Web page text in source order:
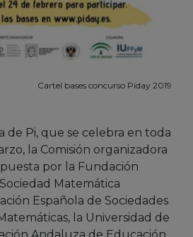
Cartel bases concurso Piday 2019
de Pi, que se celebra en toda
la Comisión organizadora
por la Fundación
Matemática
Española de Sociedades
la Universidad de